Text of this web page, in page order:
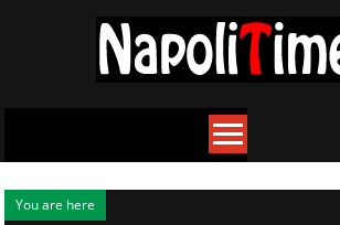
You are here